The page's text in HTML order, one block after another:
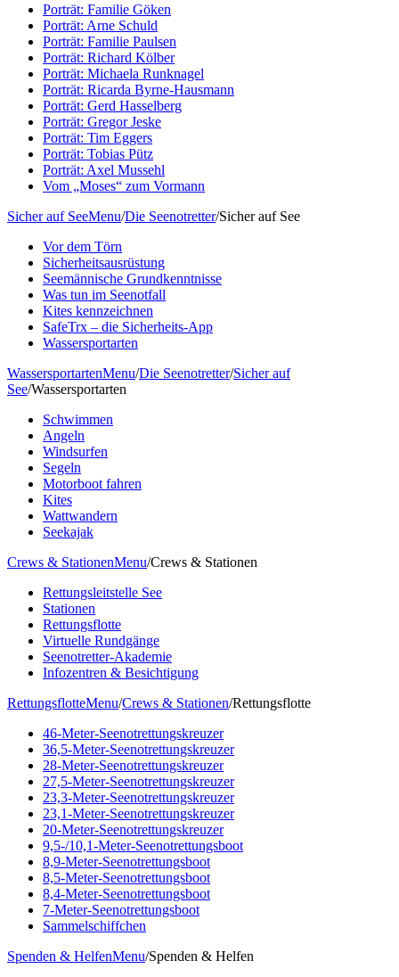
Porträt: Familie Göken
Porträt: Arne Schuld
Porträt: Familie Paulsen
Porträt: Richard Kölber
Porträt: Michaela Runknagel
Porträt: Ricarda Byrne-Hausmann
Porträt: Gerd Hasselberg
Porträt: Gregor Jeske
Porträt: Tim Eggers
Porträt: Tobias Pütz
Porträt: Axel Mussehl
Vom „Moses“ zum Vormann
Sicher auf SeeMenu/Die Seenotretter/Sicher auf See
Vor dem Törn
Sicherheitsausrüstung
Seemännische Grundkenntnisse
Was tun im Seenotfall
Kites kennzeichnen
SafeTrx – die Sicherheits-App
Wassersportarten
WassersportartenMenu/Die Seenotretter/Sicher auf
See/Wassersportarten
Schwimmen
Angeln
Windsurfen
Segeln
Motorboot fahren
Kites
Wattwandern
Seekajak
Crews & StationenMenu/Crews & Stationen
Rettungsleitstelle See
Stationen
Rettungsflotte
Virtuelle Rundgänge
Seenotretter-Akademie
Infozentren & Besichtigung
RettungsflotteMenu/Crews & Stationen/Rettungsflotte
46-Meter-Seenotrettungskreuzer
36,5-Meter-Seenotrettungskreuzer
28-Meter-Seenotrettungskreuzer
27,5-Meter-Seenotrettungskreuzer
23,3-Meter-Seenotrettungskreuzer
23,1-Meter-Seenotrettungskreuzer
20-Meter-Seenotrettungskreuzer
9,5-/10,1-Meter-Seenotrettungsboot
8,9-Meter-Seenotrettungsboot
8,5-Meter-Seenotrettungsboot
8,4-Meter-Seenotrettungsboot
7-Meter-Seenotrettungsboot
Sammelschiffchen
Spenden & HelfenMenu/Spenden & Helfen